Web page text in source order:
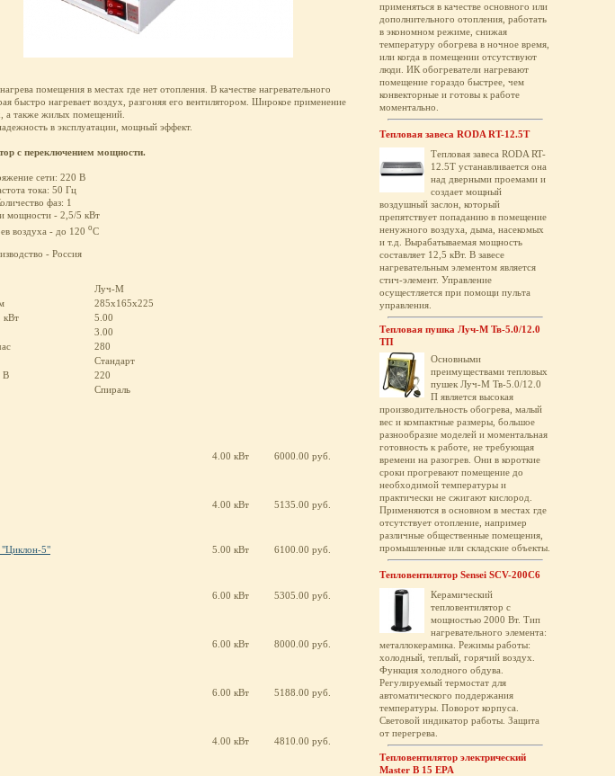
помещения в местах где нет отопления. В качестве нагревательного
быстро нагревает воздух, разгоняя его вентилятором. Широкое применение
а также жилых помещений.
в эксплуатации, мощный эффект.
с переключением мощности.
сети: 220 В
тока: 50 Гц
фаз: 1
мощности - 2,5/5 кВт
воздуха - до 120 оС
- Россия
Луч-М
285x165x225
кВт
5.00
3.00
280
Стандарт
В
220
Спираль
4.00 кВт 6000.00 руб.
4.00 кВт 5135.00 руб.
"Циклон-5" 5.00 кВт 6100.00 руб.
6.00 кВт 5305.00 руб.
6.00 кВт 8000.00 руб.
6.00 кВт 5188.00 руб.
4.00 кВт 4810.00 руб.
применяться в качестве основного или
дополнительного отопления, работать
в экономном режиме, снижая
температуру обогрева в ночное время,
или когда в помещении отсутствуют
люди. ИК обогреватели нагревают
помещение гораздо быстрее, чем
конвекторные и готовы к работе
моментально.
Тепловая завеса RODA RT-12.5T
Тепловая завеса RODA RT-
12.5T устанавливается она
над дверными проемами и
создает мощный
воздушный заслон, который
препятствует попаданию в помещение
ненужного воздуха, дыма, насекомых
и т.д. Вырабатываемая мощность
составляет 12,5 кВт. В завесе
нагревательным элементом является
стич-элемент. Управление
осущестляется при помощи пульта
управления.
Тепловая пушка Луч-М Тв-5.0/12.0
ТП
Основными
преимуществами тепловых
пушек Луч-М Тв-5.0/12.0
П является высокая
производительность обогрева, малый
вес и компактные размеры, большое
разнообразие моделей и моментальная
готовность к работе, не требующая
времени на разогрев. Они в короткие
сроки прогревают помещение до
необходимой температуры и
практически не сжигают кислород.
Применяются в основном в местах где
отсутствует отопление, например
различные общественные помещения,
промышленные или складские объекты.
Тепловентилятор Sensei SCV-200C6
Керамический
тепловентилятор с
мощностью 2000 Вт. Тип
нагревательного элемента:
металлокерамика. Режимы работы:
холодный, теплый, горячий воздух.
Функция холодного обдува.
Регулируемый термостат для
автоматического поддержания
температуры. Поворот корпуса.
Световой индикатор работы. Защита
от перегрева.
Тепловентилятор электрический
Master B 15 EPA